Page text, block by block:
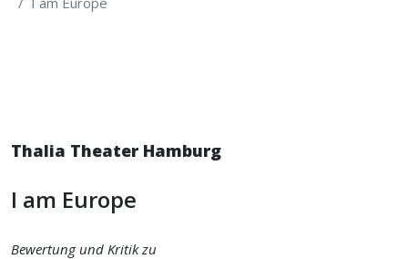
Thalia Theater Hamburg
I am Europe
Bewertung und Kritik zu